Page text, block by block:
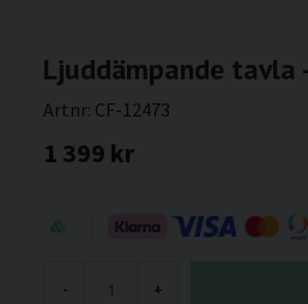
Ljuddämpande
Artnr: CF-12473
1 399 kr
- +